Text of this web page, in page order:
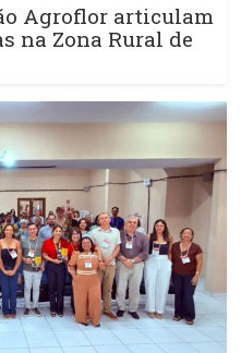
Agroflor articulam
na Zona Rural de